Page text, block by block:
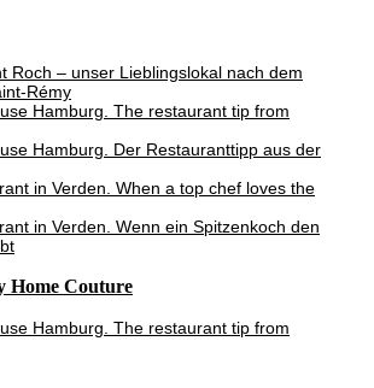
Roch – unser Lieblingslokal nach dem
Rémy
Hamburg. The restaurant tip from
Hamburg. Der Restauranttipp aus der
in Verden. When a top chef loves the
in Verden. Wenn ein Spitzenkoch den
Home Couture
Hamburg. The restaurant tip from